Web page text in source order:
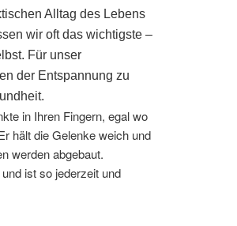
Alltag des Lebens
wir oft das wichtigste –
Für unser
der Entspannung zu
in Ihren Fingern, egal wo
hält die Gelenke weich und
werden abgebaut.
ist so jederzeit und